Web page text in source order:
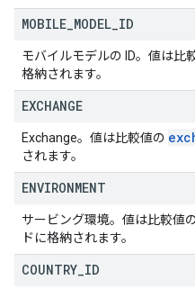
MOBILE MODEL ID
モバイルモデルの ID。値は比
格納されます。
EXCHANGE
Exchange。値は比較値の
されます。
ENVIRONMENT
サービング環境。値は比較値
ドに格納されます。
COUNTRY ID